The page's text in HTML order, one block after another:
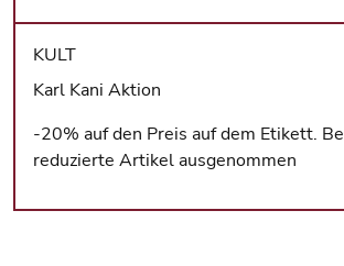
KULT
Karl Kani Aktion
-20% auf den Preis auf dem Etikett.
reduzierte Artikel ausgenommen